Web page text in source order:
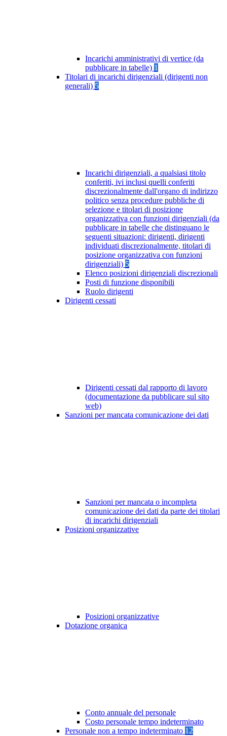
Incarichi amministrativi di vertice (da
pubblicare in tabelle) 1
Titolari di incarichi dirigenziali (dirigenti non
generali) 5
Incarichi dirigenziali, a qualsiasi titolo
conferiti, ivi inclusi quelli conferiti
discrezionalmente dall'organo di indirizzo
politico senza procedure pubbliche di
selezione e titolari di posizione
organizzativa con funzioni dirigenziali (da
pubblicare in tabelle che distinguano le
seguenti situazioni: dirigenti, dirigenti
individuati discrezionalmente, titolari di
posizione organizzativa con funzioni
dirigenziali) 5
Elenco posizioni dirigenziali discrezionali
Posti di funzione disponibili
Ruolo dirigenti
Dirigenti cessati
Dirigenti cessati dal rapporto di lavoro
(documentazione da pubblicare sul sito
web)
Sanzioni per mancata comunicazione dei dati
Sanzioni per mancata o incompleta
comunicazione dei dati da parte dei titolari
di incarichi dirigenziali
Posizioni organizzative
Posizioni organizzative
Dotazione organica
Conto annuale del personale
Costo personale tempo indeterminato
Personale non a tempo indeterminato 12